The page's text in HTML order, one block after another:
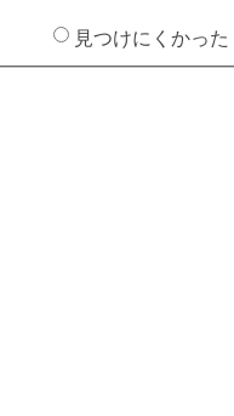
見つけにくかった